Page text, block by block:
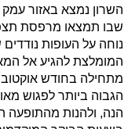
השרון נמצא באזור
שבו תמצאו מרפסת
נוחה על העופות
המומלצת להגיע אל
מתחילה בחודש
הגבוה ביותר לפגוש
הנה, ולהנות מהתופעה